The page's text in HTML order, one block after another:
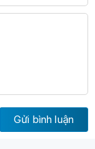
Gửi bình luận